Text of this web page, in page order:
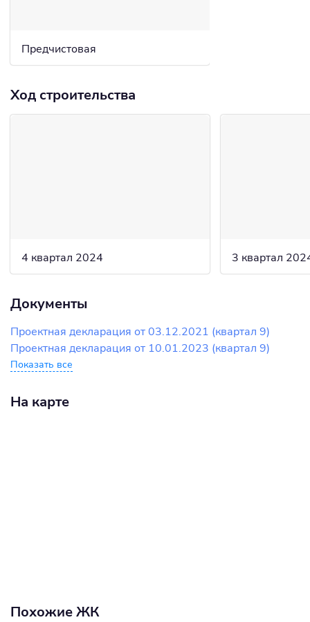
Предчистовая
Ход строительства
4 квартал 2024 3 квартал
Документы
Проектная декларация от 03.12.2021 (квартал 9)
Проектная декларация от 10.01.2023 (квартал 9)
Показать все
На карте
Похожие ЖК